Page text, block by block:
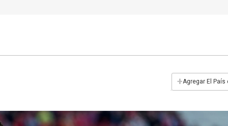
+Agregar El País